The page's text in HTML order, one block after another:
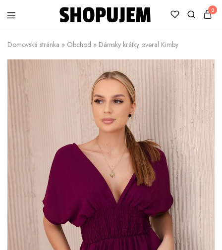
Shopujem
Veselé
s
0
Domovská stránka » Obchod » Dámsky krátky overal Kimby